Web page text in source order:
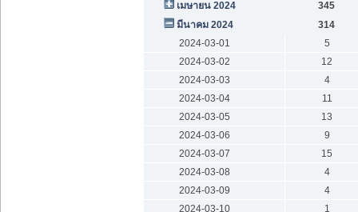
เมษายน 2024
345
มีนาคม 2024
314
2024-03-01
5
2024-03-02
12
2024-03-03
4
2024-03-04
11
2024-03-05
13
2024-03-06
9
2024-03-07
15
2024-03-08
4
2024-03-09
4
2024-03-10
1